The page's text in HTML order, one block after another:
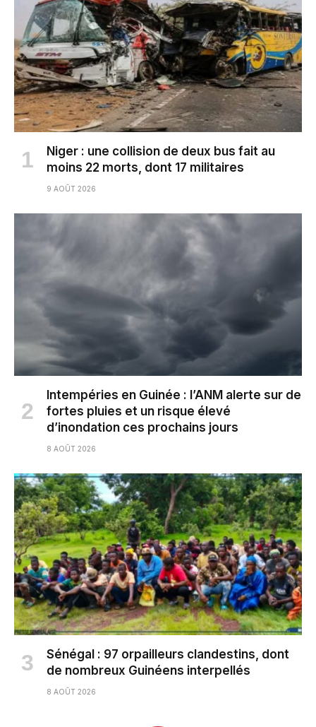
Niger : une collision de deux bus fait au
moins 22 morts, dont 17 militaires
9 AOÛT 2026
Intempéries en Guinée : l’ANM alerte sur de
fortes pluies et un risque élevé
d’inondation ces prochains jours
8 AOÛT 2026
Sénégal : 97 orpailleurs clandestins, dont
de nombreux Guinéens interpellés
8 AOÛT 2026